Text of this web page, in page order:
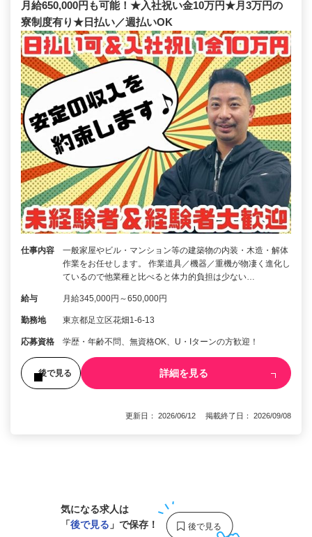
月給650,000円も可能！★入社祝い金10万円★月3万円の
寮制度有り★日払い／週払いOK
仕事内容
一般家屋やビル・マンション等の建築物の内装・木造・解体
作業をお任せします。 作業道具／機器／重機が物凄く進化し
ているので他業種と比べると体力的負担は少ない…
給与 月給345,000円～650,000円
勤務地 東京都足立区花畑1-6-13
応募資格 学歴・年齢不問、無資格OK、U・Iターンの方歓迎！
後で見る 詳細を見る
更新日： 2026/06/12 掲載終了日： 2026/09/08
気になる求人は
「後で見る 」で保存！